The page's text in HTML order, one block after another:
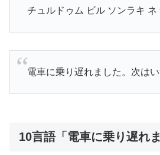
チュルドゥム ビル ソンラキ ネ
電車に乗り遅れました。次は
10言語「電車に乗り遅れ